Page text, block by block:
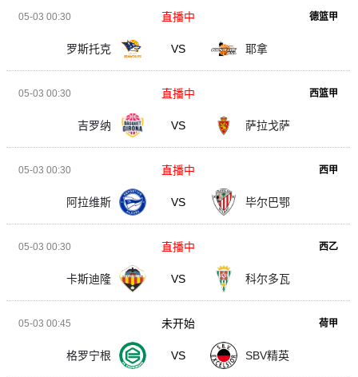
05-03 00:30 德篮甲
罗斯托克 VS 耶拿
直播中
05-03 00:30 西篮甲
吉罗纳 VS 萨拉戈萨
直播中
05-03 00:30 西甲
阿拉维斯 VS 毕尔巴鄂
直播中
05-03 00:30 西乙
卡斯迪隆 VS 科尔多瓦
直播中
05-03 00:45 荷甲
格罗宁根 VS SBV精英
未开始